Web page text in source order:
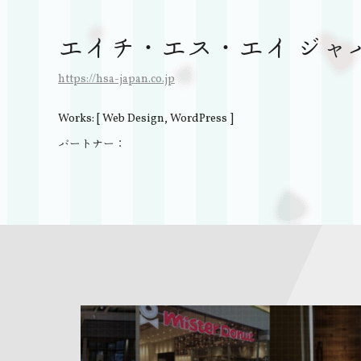
エイチ・エス・エイ ジャ
https://hsa-japan.co.jp
Works: [ Web Design, WordPress ]
パートナー：